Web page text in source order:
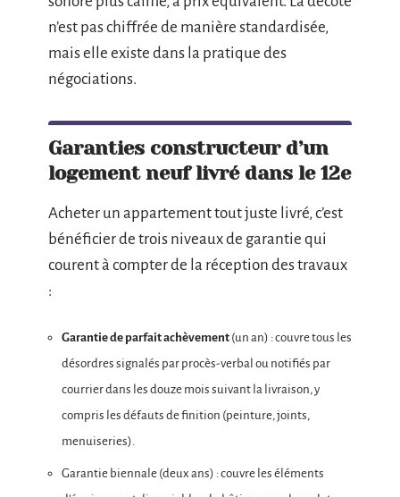
n’est pas chiffrée de manière standardisée,
mais elle existe dans la pratique des
négociations.
Garanties constructeur d’un
logement neuf livré dans le 12e
Acheter un appartement tout juste livré, c’est
bénéficier de trois niveaux de garantie qui
courent à compter de la réception des travaux
:
Garantie de parfait achèvement (un an) : couvre tous les
désordres signalés par procès-verbal ou notifiés par
courrier dans les douze mois suivant la livraison, y
compris les défauts de finition (peinture, joints,
menuiseries).
Garantie biennale (deux ans) : couvre les éléments